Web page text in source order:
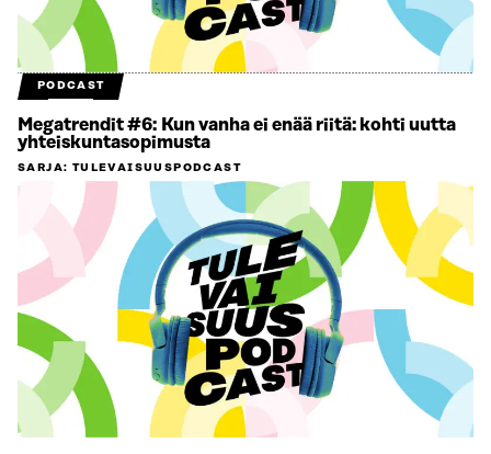
PODCAST
Megatrendit #6: Kun vanha ei enää riitä: kohti uutta
yhteiskuntasopimusta
SARJA: TULEVAISUUSPODCAST